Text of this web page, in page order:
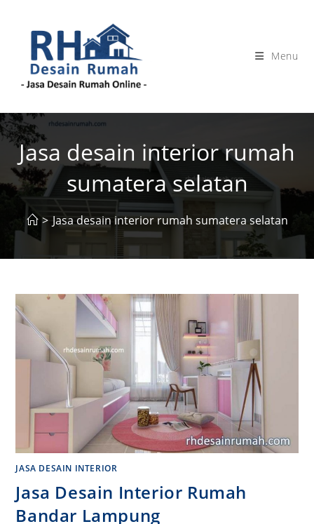
Menu
Jasa desain interior rumah
sumatera selatan
> Jasa desain interior rumah sumatera selatan
JASA DESAIN INTERIOR
Jasa Desain Interior Rumah
Bandar Lampung